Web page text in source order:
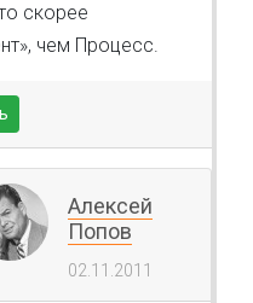
скорее
чем Процесс.
Алексей
Попов
02.11.2011